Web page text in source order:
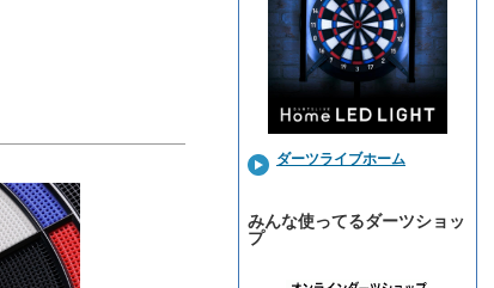
ダーツライブホーム
みんな使ってるダーツショッ
プ